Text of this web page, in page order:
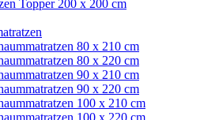
Topper 200 x 200 cm
80 x 210 cm
80 x 220 cm
90 x 210 cm
90 x 220 cm
100 x 210 cm
100 x 220 cm